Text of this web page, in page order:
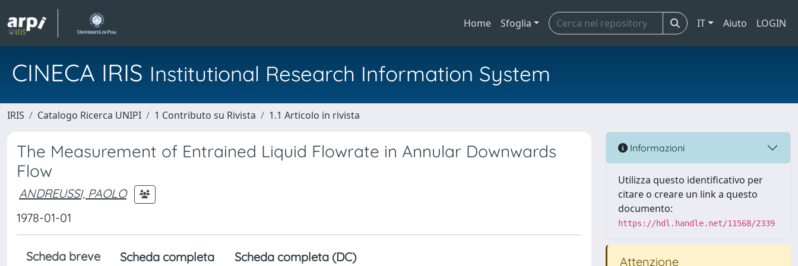
Home Sfoglia IT Aiuto LOGIN
CINECA IRIS Institutional Research Information System
IRIS Catalogo Ricerca UNIPI 1 Contributo su Rivista 1.1 Articolo in rivista
The Measurement of Entrained Liquid Flowrate in Annular Downwards
Flow
ANDREUSSI, PAOLO
1978-01-01
Scheda breve Scheda completa Scheda completa (DC)
Informazioni
Utilizza questo identificativo per
citare o creare un link a questo
documento:
https://hdl.handle.net/11568/2339
Attenzione